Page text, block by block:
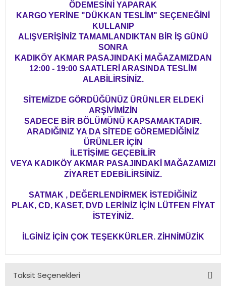
ÖDEMESİNİ YAPARAK
KARGO YERİNE "DÜKKAN TESLİM" SEÇENEĞİNİ
KULLANIP
ALIŞVERİŞİNİZ TAMAMLANDIKTAN BİR İŞ GÜNÜ
SONRA
KADIKÖY AKMAR PASAJINDAKİ MAĞAZAMIZDAN
12:00 - 19:00 SAATLERİ ARASINDA TESLİM
ALABİLİRSİNİZ.
SİTEMİZDE GÖRDÜĞÜNÜZ ÜRÜNLER ELDEKİ
ARŞİVİMİZİN
SADECE BİR BÖLÜMÜNÜ KAPSAMAKTADIR.
ARADIĞINIZ YA DA SİTEDE GÖREMEDİĞİNİZ
ÜRÜNLER İÇİN
İLETİŞİME GEÇEBİLİR
VEYA KADIKÖY AKMAR PASAJINDAKİ MAĞAZAMIZI
ZİYARET EDEBİLİRSİNİZ.
SATMAK , DEĞERLENDİRMEK İSTEDİĞİNİZ
PLAK, CD, KASET, DVD LERİNİZ İÇİN LÜTFEN FİYAT
İSTEYİNİZ.
İLGİNİZ İÇİN ÇOK TEŞEKKÜRLER. ZİHNİMÜZİK
Taksit Seçenekleri